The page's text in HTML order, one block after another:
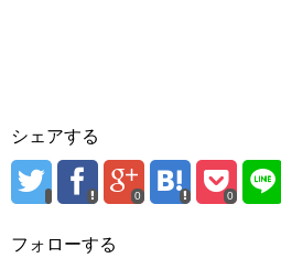
シェアする
0 0
フォローする